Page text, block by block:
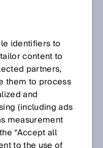
CON
DE
identifiers to
content to
partners,
them to process
and
(including ads
measurement
“Accept all